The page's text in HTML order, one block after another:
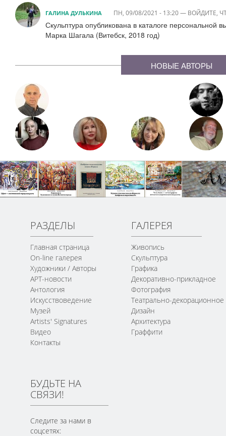
ГАЛИНА ДУЛЬКИНА ПН, 09/08/2021 - 13:20— ВОЙДИТЕ,
Скульптура опубликована в каталоге персональной
Марка Шагала (Витебск, 2018 год)
НОВЫЕ АВТОРЫ
РАЗДЕЛЫ
Главная страница
On-line галерея
Художники / Авторы
АРТ-новости
Антология
Искусствоведение
Музей
Artists' Signatures
Видео
Контакты
ГАЛЕРЕЯ
Живопись
Скульптура
Графика
Декоративно-прикладное
Фотография
Театрально-декорационное
Дизайн
Архитектура
Граффити
БУДЬТЕ НА
СВЯЗИ!
Следите за нами в
соцсетях: